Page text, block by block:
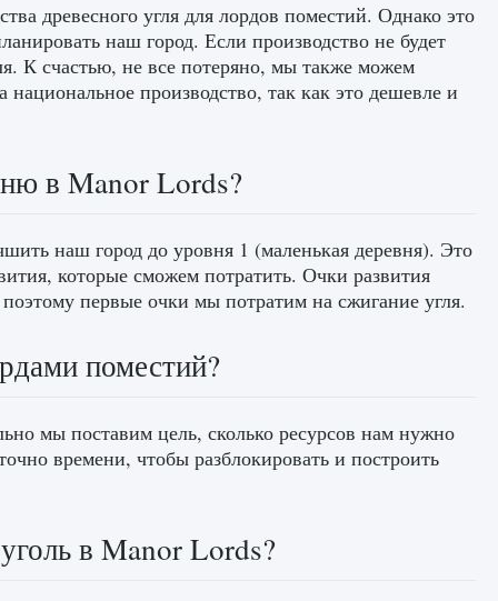
древесного угля для лордов поместий. Однако это
наш город. Если производство не будет
К счастью, не все потеряно, мы также можем
производство, так как это дешевле и
в Manor Lords?
наш город до уровня 1 (маленькая деревня). Это
которые сможем потратить. Очки развития
первые очки мы потратим на сжигание угля.
поместий?
мы поставим цель, сколько ресурсов нам нужно
времени, чтобы разблокировать и построить
в Manor Lords?